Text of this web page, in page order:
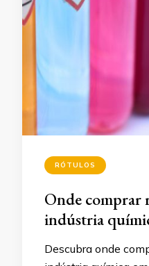
RÓTULOS
Onde comprar
indústria
Descubra onde